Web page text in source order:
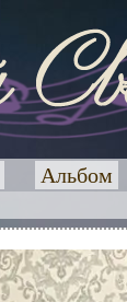
Альбом